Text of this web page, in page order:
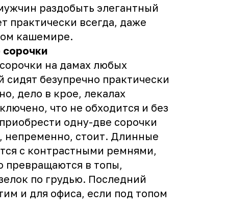
раздобыть элегантный
практически всегда, даже
кашемире.
на дамах любых
сидят безупречно практически
дело в крое, лекалах
что не обходится и без
одну-две сорочки
непременно, стоит. Длинные
с контрастными ремнями,
превращаются в топы,
по грудью. Последний
и для офиса, если под топом